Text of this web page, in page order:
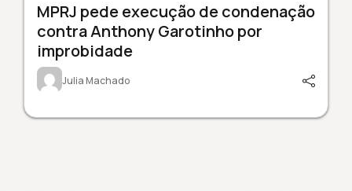
MPRJ pede execução de condenação
contra Anthony Garotinho por
improbidade
Julia Machado